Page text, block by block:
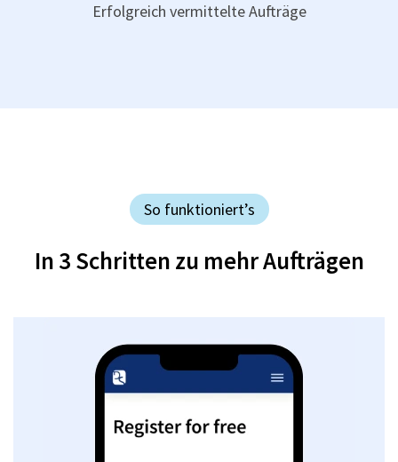
Erfolgreich vermittelte Aufträge
So funktioniert’s
In 3 Schritten zu mehr Aufträgen